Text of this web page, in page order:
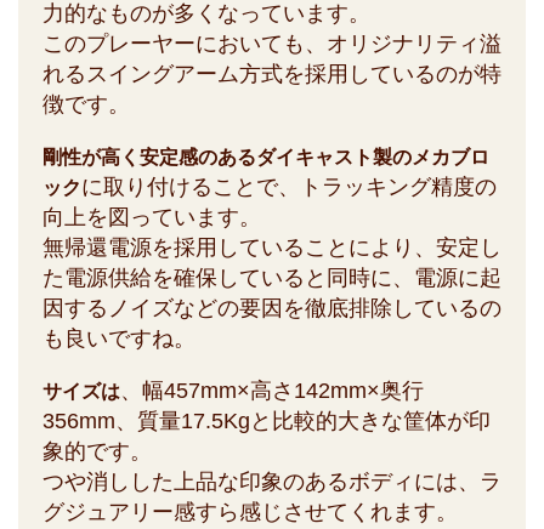
力的なものが多くなっています。
このプレーヤーにおいても、オリジナリティ溢
れるスイングアーム方式を採用しているのが特
徴です。
剛性が高く安定感のあるダイキャスト製のメカブロ
ックに取り付けることで、トラッキング精度の
向上を図っています。
無帰還電源を採用していることにより、安定し
た電源供給を確保していると同時に、電源に起
因するノイズなどの要因を徹底排除しているの
も良いですね。
サイズは、幅457mm×高さ142mm×奥行
356mm、質量17.5Kgと比較的大きな筐体が印
象的です。
つや消しした上品な印象のあるボディには、ラ
グジュアリー感すら感じさせてくれます。